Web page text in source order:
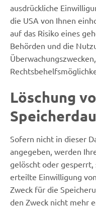
ausdrückliche
die USA von Ihnen
auf das Risiko eines
Behörden und die
Löschung
Sofern nicht in dieser
angegeben, werden
gelöscht oder
erteilte Einwilligung
Zweck für die
den Zweck nicht mehr